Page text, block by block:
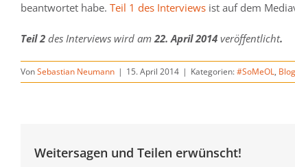
beantwortet habe. Teil 1 des Interviews ist auf dem
Teil 2 des Interviews wird am22. April 2014 veröffentlicht.
VonSebastian Neumann | 15. April 2014 | Kategorien:#SoMeOL, Blog
Weitersagen und Teilen erwünscht!